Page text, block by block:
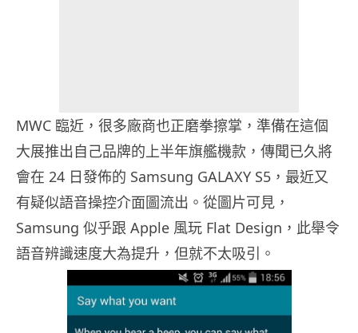
MWC 臨近，很多廠商也正磨拳擦掌，準備在這個
大展推出自己品牌的上半年旗艦機款，傳聞已久將
會在 24 日發佈的 Samsung GALAXY S5，最近又
有疑似語音操控介面圖流出。從圖片可見，
Samsung 似乎跟 Apple 風玩 Flat Design，此舉令
語音辨識速度大為提升，但就不太吸引。